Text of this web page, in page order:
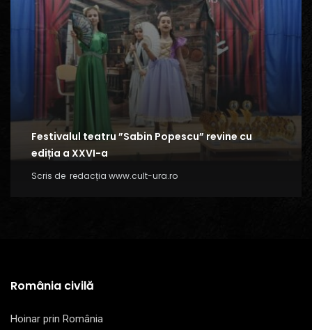
Festivalul teatru ”Sabin Popescu” revine cu
ediția a XXVI-a
Scris de redacția www.cult-ura.ro
România civilă
Hoinar prin România